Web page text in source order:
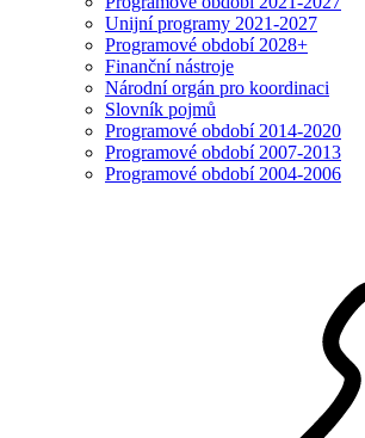
Unijní programy 2021-2027
Programové období 2028+
Finanční nástroje
Národní orgán pro koordinaci
Slovník pojmů
Programové období 2014-2020
Programové období 2007-2013
Programové období 2004-2006